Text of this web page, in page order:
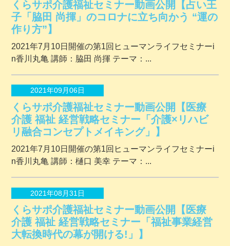
くらサポ介護福祉セミナー動画公開【占い王
子「脇田 尚揮」のコロナに立ち向かう “運の
作り方”】
2021年7月10日開催の第1回ヒューマンライフセミナーi
n香川丸亀 講師：脇田 尚揮 テーマ：...
2021年09月06日
くらサポ介護福祉セミナー動画公開【医療
介護 福祉 経営戦略セミナー「介護×リハビ
リ融合コンセプトメイキング」】
2021年7月10日開催の第1回ヒューマンライフセミナーi
n香川丸亀 講師：樋口 美幸 テーマ：...
2021年08月31日
くらサポ介護福祉セミナー動画公開【医療
介護 福祉 経営戦略セミナー「福祉事業経営
大転換時代の幕が開ける!」】